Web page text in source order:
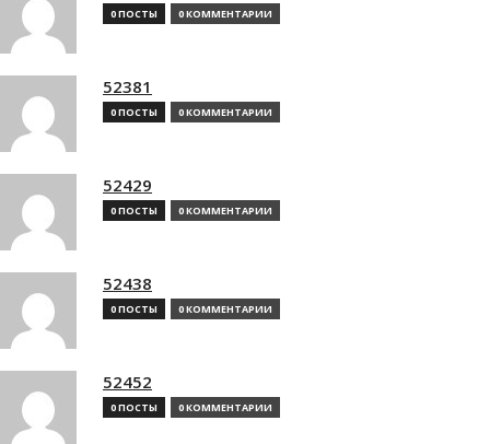
0 ПОСТЫ 0 КОММЕНТАРИИ
52381
0 ПОСТЫ 0 КОММЕНТАРИИ
52429
0 ПОСТЫ 0 КОММЕНТАРИИ
52438
0 ПОСТЫ 0 КОММЕНТАРИИ
52452
0 ПОСТЫ 0 КОММЕНТАРИИ